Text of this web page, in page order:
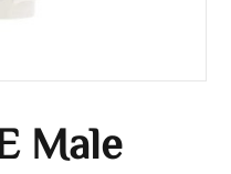
Male